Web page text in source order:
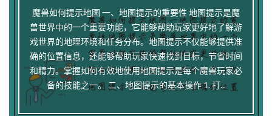
魔兽如何提示地图 一、地图提示的重要性 地图提示是魔
兽世界中的一个重要功能，它能够帮助玩家更好地了解游
戏世界的地理环境和任务分布。地图提示不仅能够提供准
确的位置信息，还能够帮助玩家快速找到目标，节省时间
和精力。掌握如何有效地使用地图提示是每个魔兽玩家必
备的技能之一。 二、地图提示的基本操作 1. 打...